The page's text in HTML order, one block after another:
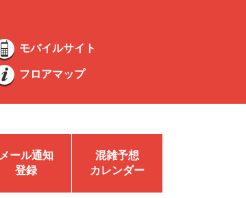
モバイルサイト
フロアマップ
メール通知
登録
混雑予想
カレンダー